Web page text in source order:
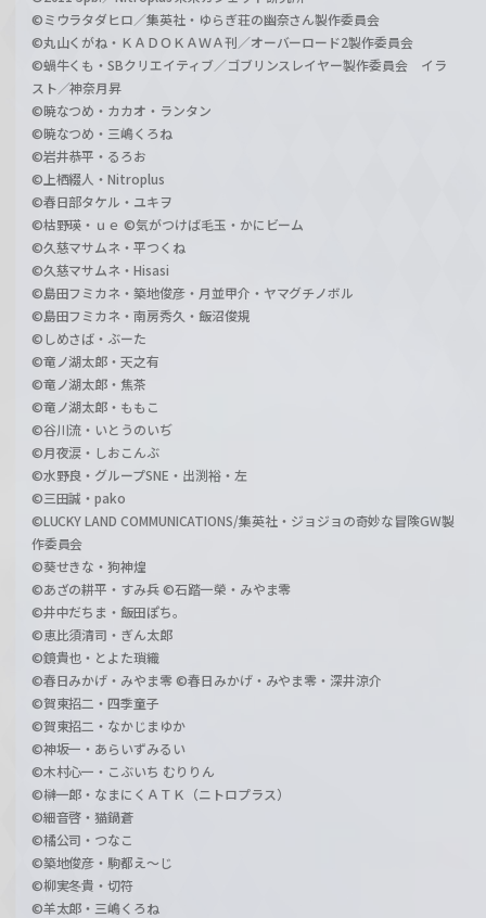
©ミウラタダヒロ／集英社・ゆらぎ荘の幽奈さん製作委員会
©丸山くがね・ＫＡＤＯＫＡＷＡ刊／オーバーロード2製作委員会
©蝸牛くも・SBクリエイティブ／ゴブリンスレイヤー製作委員会 イラ
スト／神奈月昇
©暁なつめ・カカオ・ランタン
©暁なつめ・三嶋くろね
©岩井恭平・るろお
©上栖綴人・Nitroplus
©春日部タケル・ユキヲ
©枯野瑛・ｕｅ ©気がつけば毛玉・かにビーム
©久慈マサムネ・平つくね
©久慈マサムネ・Hisasi
©島田フミカネ・築地俊彦・月並甲介・ヤマグチノボル
©島田フミカネ・南房秀久・飯沼俊規
©しめさば・ぶーた
©竜ノ湖太郎・天之有
©竜ノ湖太郎・焦茶
©竜ノ湖太郎・ももこ
©谷川流・いとうのいぢ
©月夜涙・しおこんぶ
©水野良・グループSNE・出渕裕・左
©三田誠・pako
©LUCKY LAND COMMUNICATIONS/集英社・ジョジョの奇妙な冒険GW製
作委員会
©葵せきな・狗神煌
©あざの耕平・すみ兵 ©石踏一榮・みやま零
©井中だちま・飯田ぽち。
©恵比須清司・ぎん太郎
©鏡貴也・とよた瑣織
©春日みかげ・みやま零 ©春日みかげ・みやま零・深井涼介
©賀東招二・四季童子
©賀東招二・なかじまゆか
©神坂一・あらいずみるい
©木村心一・こぶいち むりりん
©榊一郎・なまにくＡＴＫ（ニトロプラス）
©細音啓・猫鍋蒼
©橘公司・つなこ
©築地俊彦・駒都え～じ
©柳実冬貴・切符
©羊太郎・三嶋くろね